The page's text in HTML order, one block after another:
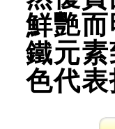
鮮艷
鐵元
色代